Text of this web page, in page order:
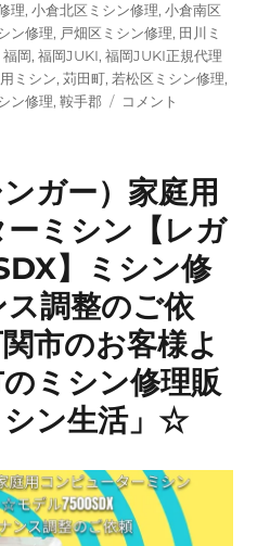
理,小倉北区ミシン修理,小倉南区
ン修理, 戸畑区ミシン修理, 田川ミ
福岡,福岡JUKI,福岡JUKI正規代理
ミシン,苅田町, 若松区ミシン修理,
ン修理,鞍手郡
JUKI
売
が
整
備
｜
MO-
1000M
ロ
ッ
ク
ン
復
活
コメント
ガー）家庭用
ミシン【レガ
】ミシン修
調整のご依
市のお客様よ
ミシン修理販
シン生活」☆